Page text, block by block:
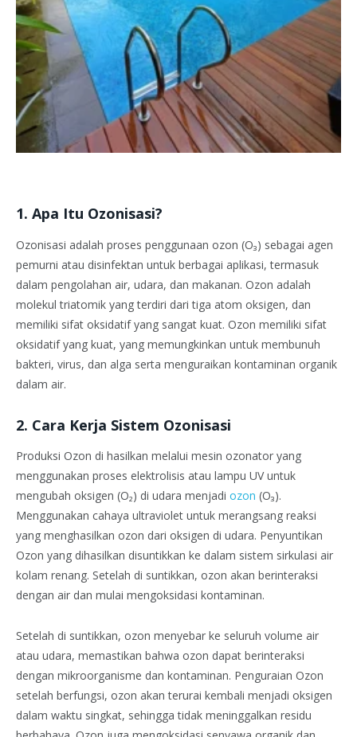
1. Apa Itu Ozonisasi?
Ozonisasi adalah proses penggunaan ozon (O₃) sebagai agen
pemurni atau disinfektan untuk berbagai aplikasi, termasuk
dalam pengolahan air, udara, dan makanan. Ozon adalah
molekul triatomik yang terdiri dari tiga atom oksigen, dan
memiliki sifat oksidatif yang sangat kuat. Ozon memiliki sifat
oksidatif yang kuat, yang memungkinkan untuk membunuh
bakteri, virus, dan alga serta menguraikan kontaminan organik
dalam air.
2. Cara Kerja Sistem Ozonisasi
Produksi Ozon di hasilkan melalui mesin ozonator yang
menggunakan proses elektrolisis atau lampu UV untuk
mengubah oksigen (O₂) di udara menjadi ozon (O₃).
Menggunakan cahaya ultraviolet untuk merangsang reaksi
yang menghasilkan ozon dari oksigen di udara. Penyuntikan
Ozon yang dihasilkan disuntikkan ke dalam sistem sirkulasi air
kolam renang. Setelah di suntikkan, ozon akan berinteraksi
dengan air dan mulai mengoksidasi kontaminan.
Setelah di suntikkan, ozon menyebar ke seluruh volume air
atau udara, memastikan bahwa ozon dapat berinteraksi
dengan mikroorganisme dan kontaminan. Penguraian Ozon
setelah berfungsi, ozon akan terurai kembali menjadi oksigen
dalam waktu singkat, sehingga tidak meninggalkan residu